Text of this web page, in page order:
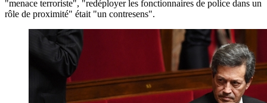
"menace terroriste", "redéployer les fonctionnaires de police dans un
rôle de proximité" était "un contresens".